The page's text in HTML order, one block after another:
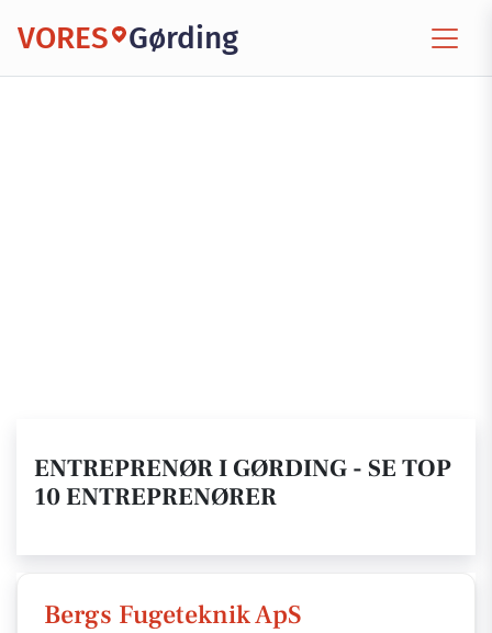
VORES Gørding
ENTREPRENØR I GØRDING - SE TOP
10 ENTREPRENØRER
Bergs Fugeteknik ApS